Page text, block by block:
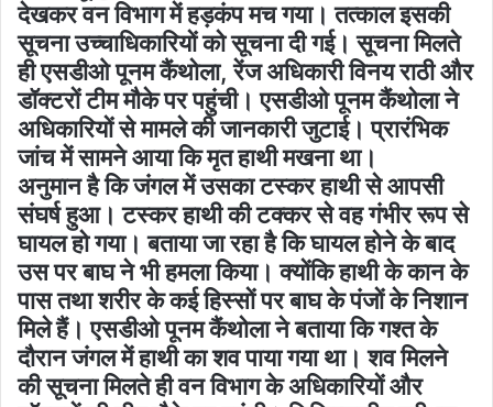
देखकर वन विभाग में हड़कंप मच गया। तत्काल इसकी
सूचना उच्चाधिकारियों को सूचना दी गई। सूचना मिलते
ही एसडीओ पूनम कैंथोला, रेंज अधिकारी विनय राठी और
डॉक्टरों टीम मौके पर पहुंची। एसडीओ पूनम कैंथोला ने
अधिकारियों से मामले की जानकारी जुटाई। प्रारंभिक
जांच में सामने आया कि मृत हाथी मखना था।
अनुमान है कि जंगल में उसका टस्कर हाथी से आपसी
संघर्ष हुआ। टस्कर हाथी की टक्कर से वह गंभीर रूप से
घायल हो गया। बताया जा रहा है कि घायल होने के बाद
उस पर बाघ ने भी हमला किया। क्योंकि हाथी के कान के
पास तथा शरीर के कई हिस्सों पर बाघ के पंजों के निशान
मिले हैं। एसडीओ पूनम कैंथोला ने बताया कि गश्त के
दौरान जंगल में हाथी का शव पाया गया था। शव मिलने
की सूचना मिलते ही वन विभाग के अधिकारियों और